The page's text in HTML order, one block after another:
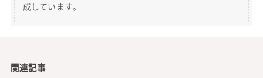
成しています。
関連記事